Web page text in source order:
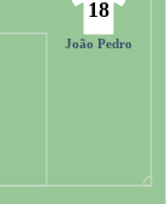
18
João Pedro